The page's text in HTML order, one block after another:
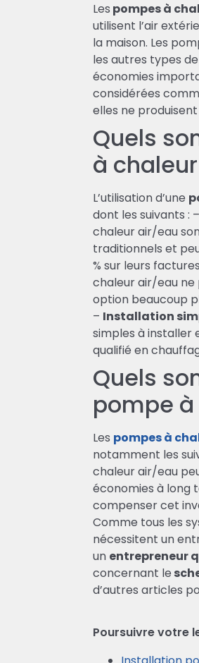
Les pompes à
utilisent l’air
la maison. Les
les autres types
économies
considérées
elles ne
Quels
à
L’utilisation d’une
dont les suivants : –
chaleur air/eau
traditionnels et
% sur leurs
chaleur air/eau ne
option beaucoup
– Installation
simples à installer
qualifié en
Quels
pompe
Les pompes à
notamment les
chaleur air/eau
économies à long
compenser cet
Comme tous les
nécessitent un
un entrepreneur
concernant le
d’autres articles
Poursuivre votre